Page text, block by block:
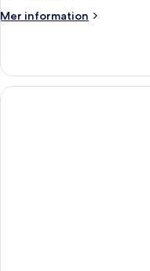
Mer information
Mer